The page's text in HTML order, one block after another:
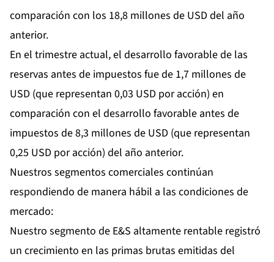
comparación con los 18,8 millones de USD del año
anterior.
En el trimestre actual, el desarrollo favorable de las
reservas antes de impuestos fue de 1,7 millones de
USD (que representan 0,03 USD por acción) en
comparación con el desarrollo favorable antes de
impuestos de 8,3 millones de USD (que representan
0,25 USD por acción) del año anterior.
Nuestros segmentos comerciales continúan
respondiendo de manera hábil a las condiciones de
mercado:
Nuestro segmento de E&S altamente rentable registró
un crecimiento en las primas brutas emitidas del